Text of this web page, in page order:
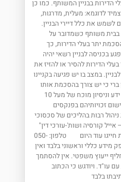
הדירות בבניין המשותף. כמו כן
לדוגמא: מעלית, מדרגות,
לשמש את כלל דיירי הבניין.
משותף כשמדובר על
יתר בעלי הדירות, כך
בכניסה לבניין רשאי יהיה
הדירות להסיר או להזיז את
במצב בו יש פגיעה בקניינו
ברי כי יש צורך בהסכמת אותו
בעל דירה. משרדנו עתיר ידע וניסיון מוכח של מעל 10
זכויותיהם בפנקסים
רבות בהליכים של סכסוכי
אייל קורסיה ושות'-עורכי דין"
לייעוץ ללא התחייבות חייגו עוד היום טלפון: 050-
מספק מידע כללי וראשוני בלבד ואין
ייעוץ משפטי. אין להסתמך
עו"ד. ויודגש כי הכתוב
בלבד